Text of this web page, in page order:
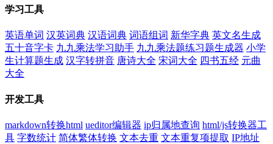
学习工具
英语单词 汉英词典 汉语词典 词语组词 新华字典 英文名生成
五十音字卡 九九乘法学习助手 九九乘法题练习题生成器 小学
生计算题生成 汉字转拼音 唐诗大全 宋词大全 四书五经 元曲
大全
开发工具
markdown转换html ueditor编辑器 ip归属地查询 html/js转换器工
具 字数统计 简体繁体转换 文本去重 文本重复项提取 IP地址